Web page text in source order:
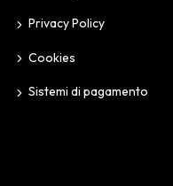
Privacy Policy
Cookies
Sistemi di pagamento